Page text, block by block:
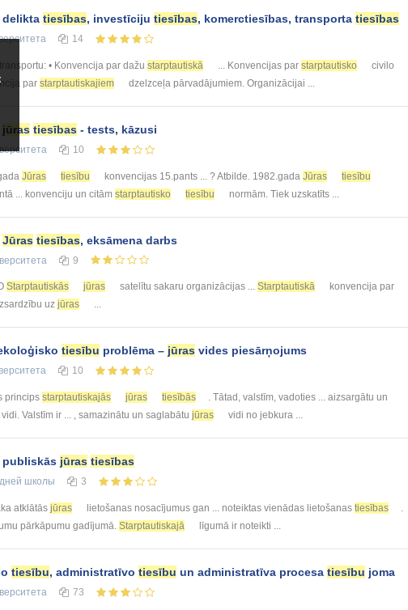
delikta tiesības, investīciju tiesības, komerctiesības, transporta tiesības
14
transportu: • Konvencija par dažu starptautiskā ... Konvencijas par starptautisko
civilo
par starptautiskajiem dzelzceļa pārvadājumiem. Organizācijai ...
jūras tiesības - tests, kāzusi
10
Jūras tiesību konvencijas 15.pants ... ? Atbilde. 1982.gada Jūras
tiesību
... konvenciju un citām starptautisko tiesību normām. Tiek uzskatīts ...
Jūras tiesības, eksāmena darbs
9
Starptautiskās jūras satelītu sakaru organizācijas ... Starptautiskā
konvencija par
uz jūras ...
tiesību problēma – jūras vides piesārņojums
10
princips starptautiskajās jūras tiesībās
. Tātad, valstīm, vadoties ... aizsargātu un
vidi. Valstīm ir ... , samazinātu un saglabātu jūras vidi no jebkura ...
publiskās jūras tiesības
школы 3
atklātās jūras lietošanas nosacījumus gan ... noteiktas vienādas lietošanas tiesības
.
pārkāpumu gadījumā. Starptautiskajā līgumā ir noteikti ...
tiesību, administratīvo tiesību un administratīva procesa tiesību joma
73